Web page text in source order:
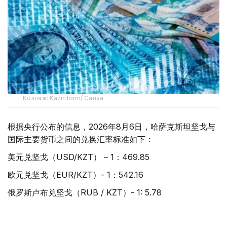
Коллаж: Kazinform/ Canva
根据央行公布的信息，2026年8月6日，哈萨克斯坦坚戈与
国际主要货币之间的兑换汇率标准如下：
美元兑坚戈（USD/KZT） – 1：469.85
欧元兑坚戈（EUR/KZT）- 1：542.16
俄罗斯卢布兑坚戈（RUB / KZT）- 1: 5.78